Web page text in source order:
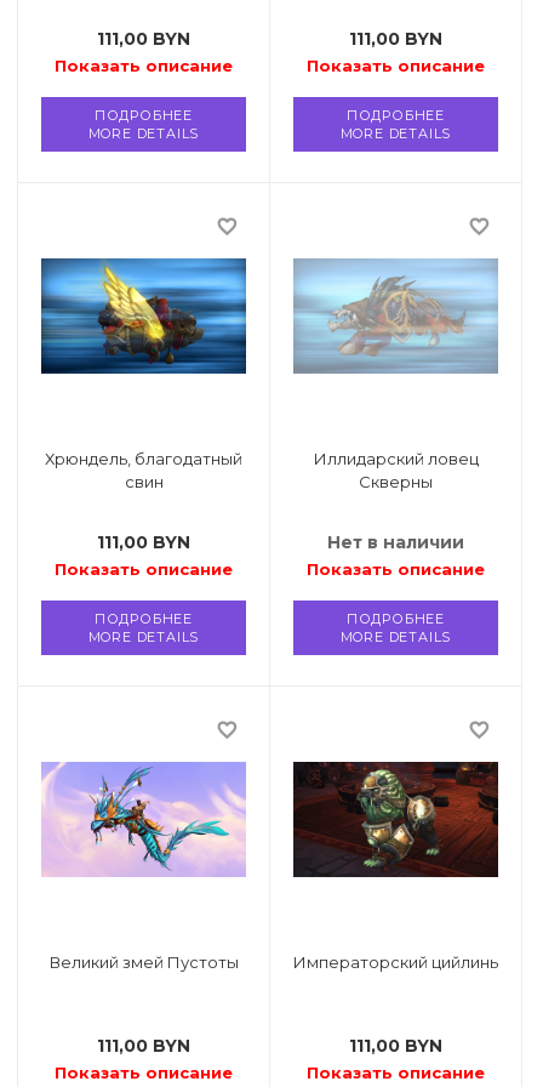
111,00 BYN
Показать описание
ПОДРОБНЕЕ
MORE DETAILS
111,00 BYN
Показать описание
ПОДРОБНЕЕ
MORE DETAILS
favorite_border
Хрюндель, благодатный
свин
111,00 BYN
Показать описание
ПОДРОБНЕЕ
MORE DETAILS
favorite_border
Иллидарский ловец
Скверны
Нет в наличии
Показать описание
ПОДРОБНЕЕ
MORE DETAILS
favorite_border
Великий змей Пустоты
111,00 BYN
Показать описание
favorite_border
Императорский цийлинь
111,00 BYN
Показать описание